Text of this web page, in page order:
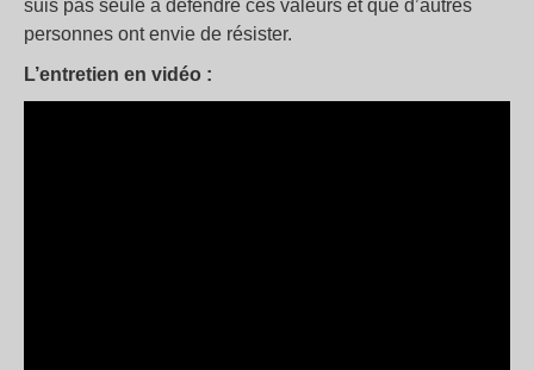
suis pas seule à défendre ces valeurs et que d’autres
personnes ont envie de résister.
L’entretien en vidéo :